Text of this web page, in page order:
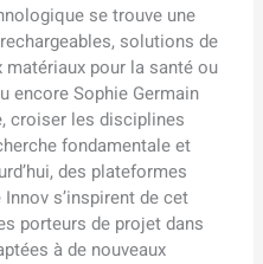
se trouve une
solutions de
matériaux pour la santé ou
encore Sophie Germain
croiser les disciplines
fondamentale et
des plateformes
s’inspirent de cet
porteurs de projet dans
à de nouveaux